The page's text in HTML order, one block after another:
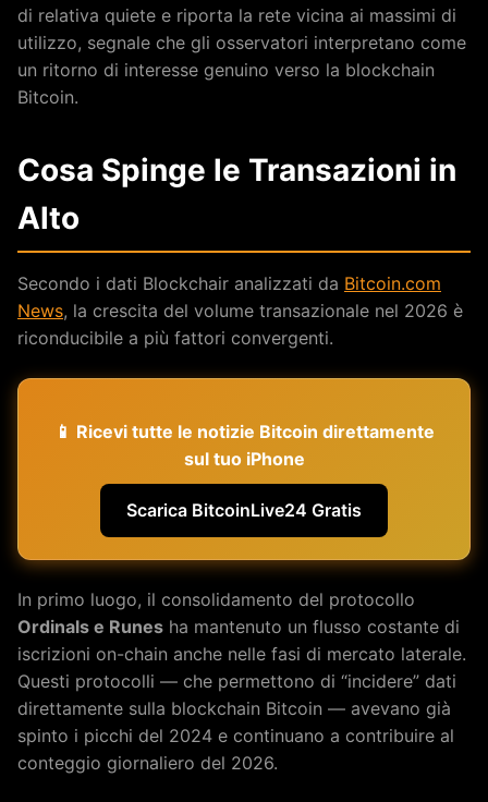
di relativa quiete e riporta la rete vicina ai massimi di
utilizzo, segnale che gli osservatori interpretano come
un ritorno di interesse genuino verso la blockchain
Bitcoin.
Cosa Spinge le Transazioni in
Alto
Secondo i dati Blockchair analizzati da Bitcoin.com
News, la crescita del volume transazionale nel 2026 è
riconducibile a più fattori convergenti.
📱 Ricevi tutte le notizie Bitcoin direttamente
sul tuo iPhone
Scarica BitcoinLive24 Gratis
In primo luogo, il consolidamento del protocollo
Ordinals e Runes ha mantenuto un flusso costante di
iscrizioni on-chain anche nelle fasi di mercato laterale.
Questi protocolli — che permettono di “incidere” dati
direttamente sulla blockchain Bitcoin — avevano già
spinto i picchi del 2024 e continuano a contribuire al
conteggio giornaliero del 2026.